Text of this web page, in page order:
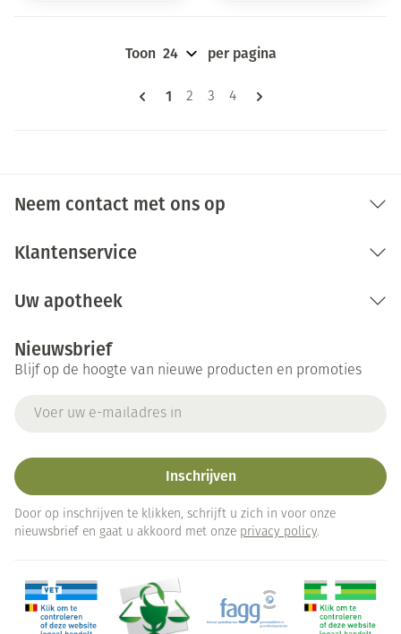
Pagina's
U lees momenteel pagina
1 Pagina
2 Pagina
3 Pagina
4
Toon per pagina
Neem contact met ons op
Klantenservice
Uw apotheek
Nieuwsbrief
Blijf op de hoogte van nieuwe producten en promoties
Inschrijven
Door op inschrijven te klikken, schrijft u zich in voor onze
nieuwsbrief en gaat u akkoord met onze privacy policy.